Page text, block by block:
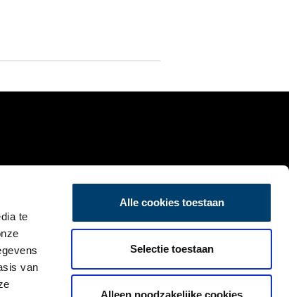
te
van
Alle cookies toestaan
Selectie toestaan
Alleen noodzakelijke cookies